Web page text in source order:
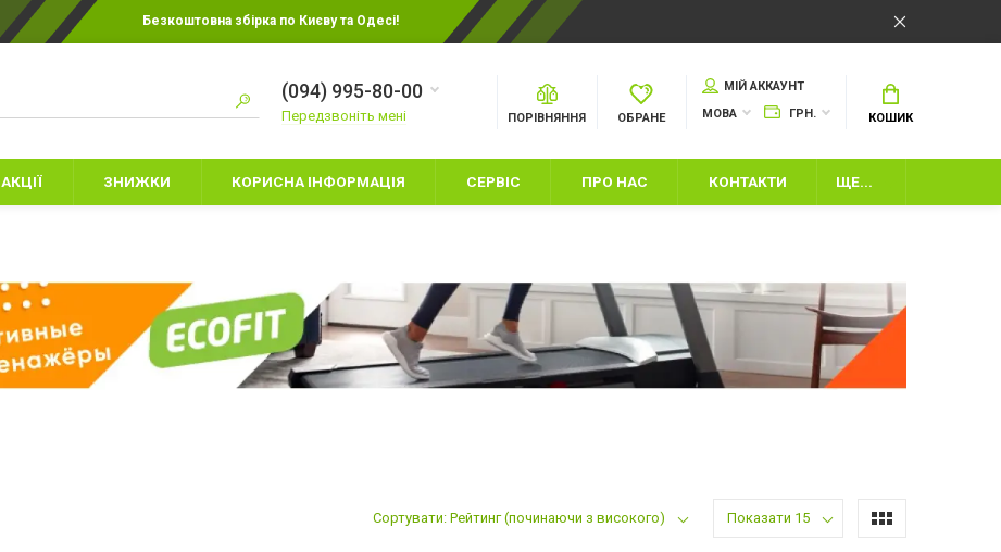
Безкоштовна збірка по Києву та Одесі!
(094) 995-80-00
Передзвоніть мені ПОРІВНЯННЯ ОБРАНЕ
МІЙ АККАУНТ
МОВА
ГРН. КОШИК
ДИТЯЧІ БОКСЕРСЬКІ
РУКАВИЦІ
РУКАВИЦІ ДЛЯ КАРАТЕ
РУКАВИЦІ ДЛЯ ММА
НАМЕТИ
АКЦІЇ ЗНИЖКИ КОРИСНА ІНФОРМАЦІЯ СЕРВІС ПРО НАС КОНТАКТИ ЩЕ...
Сортувати: Рейтинг (починаючи з високого) Показати 15